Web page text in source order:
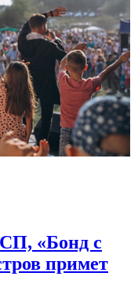
«Бонд с
примет